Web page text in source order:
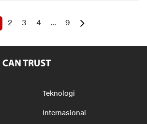
2 3 4 ... 9
Teknologi
Internasional